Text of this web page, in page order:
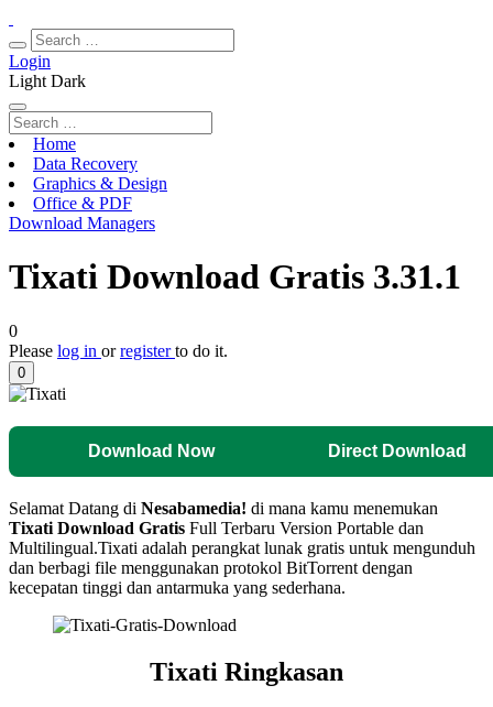
Login
Light Dark
Home
Data Recovery
Graphics & Design
Office & PDF
Download Managers
Tixati Download Gratis 3.31.1
0
Please log in orregisterto do it.
0
Download Now Direct Download
Selamat Datang di Nesabamedia! di mana kamu menemukan
Tixati Download Gratis Full Terbaru Version Portable dan
Multilingual.Tixati adalah perangkat lunak gratis untuk mengunduh
dan berbagi file menggunakan protokol BitTorrent dengan
kecepatan tinggi dan antarmuka yang sederhana.
Tixati Ringkasan